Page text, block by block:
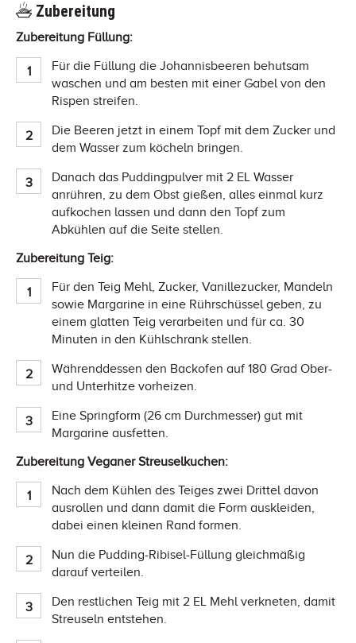
Zubereitung
Zubereitung Füllung:
Für die Füllung die Johannisbeeren behutsam
waschen und am besten mit einer Gabel von den
Rispen streifen.
Die Beeren jetzt in einem Topf mit dem Zucker und
dem Wasser zum köcheln bringen.
Danach das Puddingpulver mit 2 EL Wasser
anrühren, zu dem Obst gießen, alles einmal kurz
aufkochen lassen und dann den Topf zum
Abkühlen auf die Seite stellen.
Zubereitung Teig:
Für den Teig Mehl, Zucker, Vanillezucker, Mandeln
sowie Margarine in eine Rührschüssel geben, zu
einem glatten Teig verarbeiten und für ca. 30
Minuten in den Kühlschrank stellen.
Währenddessen den Backofen auf 180 Grad Ober-
und Unterhitze vorheizen.
Eine Springform (26 cm Durchmesser) gut mit
Margarine ausfetten.
Zubereitung Veganer Streuselkuchen:
Nach dem Kühlen des Teiges zwei Drittel davon
ausrollen und dann damit die Form auskleiden,
dabei einen kleinen Rand formen.
Nun die Pudding-Ribisel-Füllung gleichmäßig
darauf verteilen.
Den restlichen Teig mit 2 EL Mehl verkneten, damit
Streuseln entstehen.